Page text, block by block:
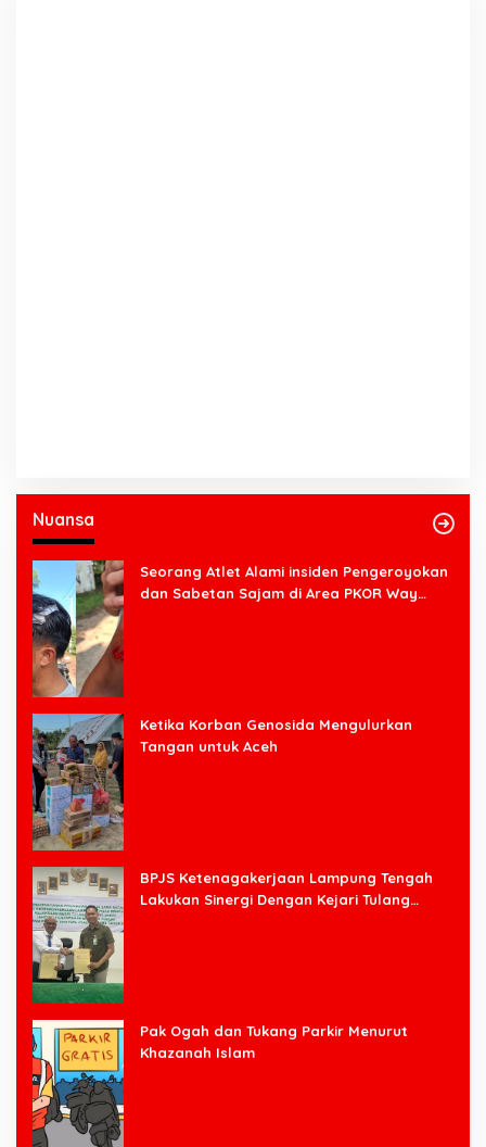
Nuansa
Seorang Atlet Alami insiden Pengeroyokan
dan Sabetan Sajam di Area PKOR Way
Ketika Korban Genosida Mengulurkan
Tangan untuk Aceh
BPJS Ketenagakerjaan Lampung Tengah
Lakukan Sinergi Dengan Kejari Tulang
Pak Ogah dan Tukang Parkir Menurut
Khazanah Islam